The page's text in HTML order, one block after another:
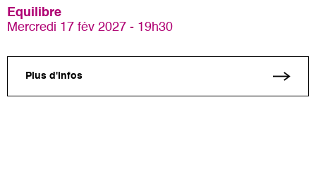
Equilibre
Mercredi 17 fév 2027 - 19h30
Plus d'infos